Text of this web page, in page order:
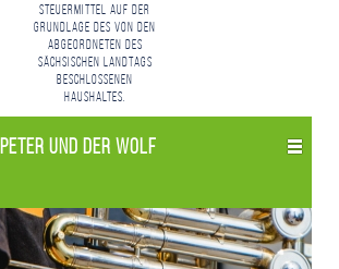
Steuermittel auf der
Grundlage des von den
Abgeordneten des
Sächsischen Landtags
beschlossenen
Haushaltes.
Peter und der Wolf